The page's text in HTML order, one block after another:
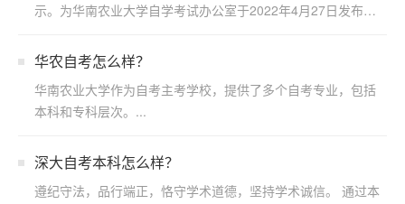
示。为华南农业大学自学考试办公室于2022年4月27日发布，
华农自考怎么样？
华南农业大学作为自考主考学校，提供了多个自考专业，包括
本科和专科层次。...
深大自考本科怎么样？
遵纪守法，品行端正，恪守学术道德，坚持学术诚信。 通过本